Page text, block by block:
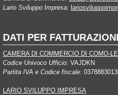
Lario Sviluppo Impresa:
DATI PER
CAMERA DI COMMERCIO DI COMO-
Codice Univoco Ufficio: VAJDKN
Partita IVA e Codice fiscale:
LARIO SVILUPPO IMPRESA